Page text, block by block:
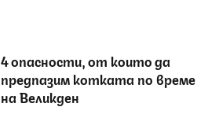
4 опасности, от които да
предпазим котката по време
на Великден